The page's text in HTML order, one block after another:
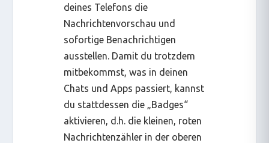
deines Telefons die
Nachrichtenvorschau und
sofortige Benachrichtigen
ausstellen. Damit du trotzdem
mitbekommst, was in deinen
Chats und Apps passiert, kannst
du stattdessen die „Badges“
aktivieren, d.h. die kleinen, roten
Nachrichtenzähler in der oberen